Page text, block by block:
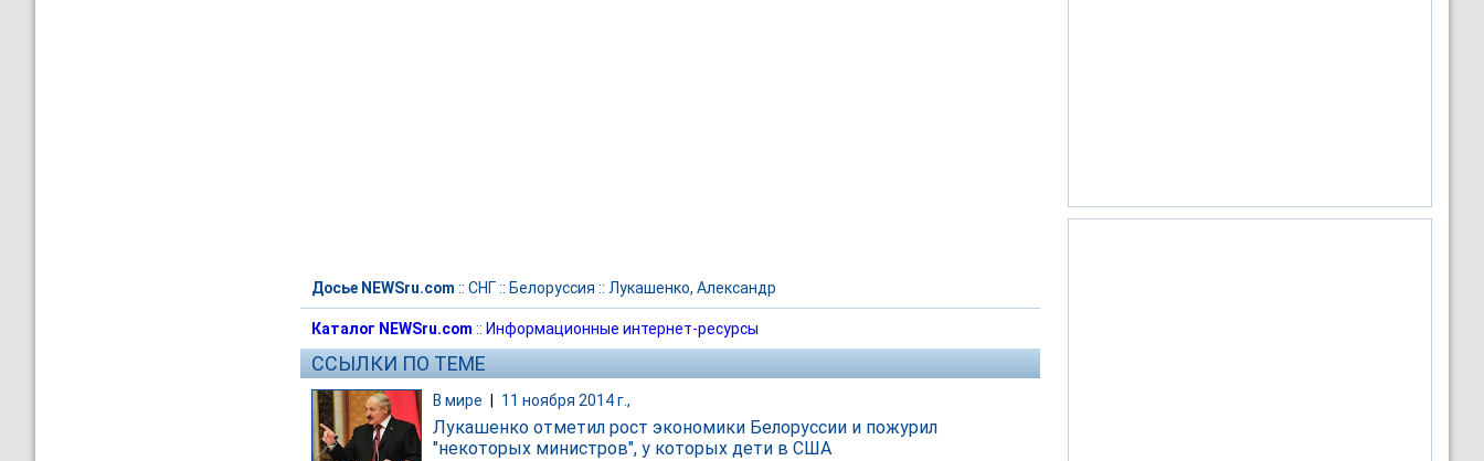
Досье NEWSru.com :: СНГ:: Белоруссия :: Лукашенко, Александр
Каталог NEWSru.com :: Информационные интернет-ресурсы
ССЫЛКИ ПО ТЕМЕ
В мире 11 ноября 2014 г.,
Лукашенко отметил рост экономики Белоруссии и пожурил
"некоторых министров", у которых дети в США